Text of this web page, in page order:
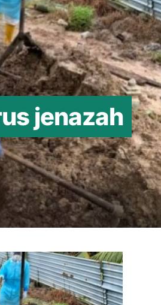
jenazah